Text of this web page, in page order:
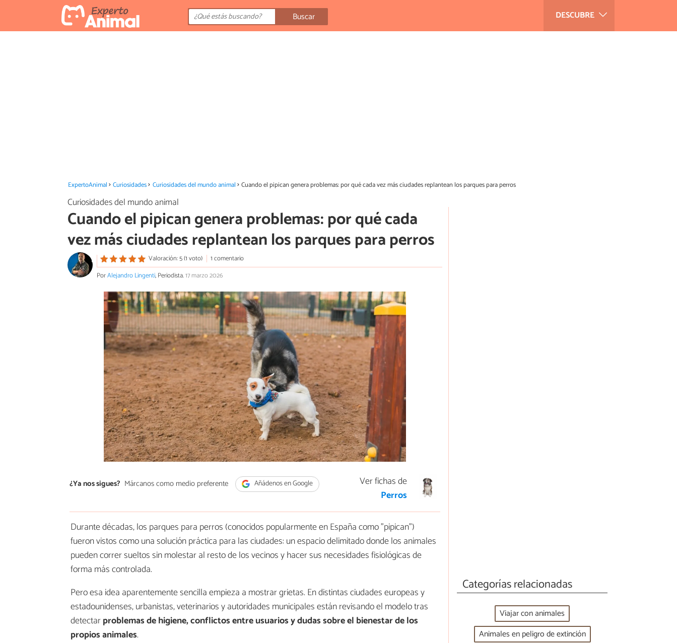
DESCUBRE
Buscar
ExpertoAnimal Curiosidades Curiosidades del mundo animal Cuando el pipican genera problemas: por qué cada vez más ciudades replantean los parques para perros
Curiosidades del mundo animal
Cuando el pipican genera problemas: por qué cada
vez más ciudades replantean los parques para perros
Valoración: 5 (1 voto)
1 comentario
PorAlejandro Lingenti, Periodista.17 marzo 2026
¿Ya nos sigues? Márcanos como medio preferente Añádenos en Google
Ver fichas de
Perros
Durante décadas, los parques para perros (conocidos popularmente en España como "pipican")
fueron vistos como una solución práctica para las ciudades: un espacio delimitado donde los animales
pueden correr sueltos sin molestar al resto de los vecinos y hacer sus necesidades fisiológicas de
forma más controlada.
Pero esa idea aparentemente sencilla empieza a mostrar grietas. En distintas ciudades europeas y
estadounidenses, urbanistas, veterinarios y autoridades municipales están revisando el modelo tras
detectarproblemas de higiene, conflictos entre usuarios y dudas sobre el bienestar de los
propios animales.
Categorías relacionadas
Viajar con animales
Animales en peligro de extinción